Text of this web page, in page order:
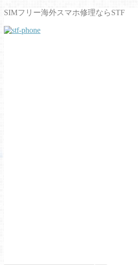
SIMフリー海外スマホ修理ならSTF